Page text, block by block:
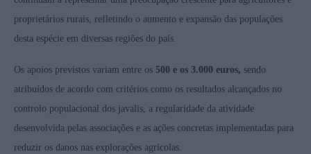
proprietários rurais, refletindo o aumento e expansão das populações
desta espécie em diversas regiões do país.
Os apoios previstos variam entre os 500 e os 3.000 euros, sendo
atribuídos de acordo com critérios como os resultados alcançados no
controlo populacional dos javalis, a regularidade da atividade
desenvolvida pelas associações e as ações concretas implementadas para
reduzir os danos nas explorações agrícolas.